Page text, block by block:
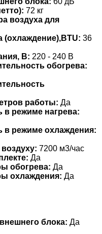
72 кг
воздуха для
36
В: 220 - 240 В
обогрева:
работы: Да
в режиме нагрева:
в режиме охлаждения:
7200 м3/час
Да
обогрева: Да
охлаждения: Да
блока: Да